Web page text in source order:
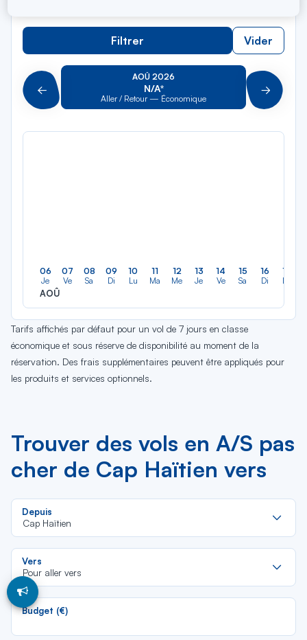
Filtrer Vider
Précédent
AOÛ 2026
N/A*
Aller / Retour — Économique Suivant
06
Je
AOÛ
07
Ve
08
Sa
09
Di
10
Lu
11
Ma
12
Me
13
Je
14
Ve
15
Sa
16
Di
17
Lu
Tarifs affichés par défaut pour un vol de 7 jours en classe
économique et sous réserve de disponibilité au moment de la
réservation. Des frais supplémentaires peuvent être appliqués pour
les produits et services optionnels.
Trouver des vols en A/S pas
cher de Cap Haïtien vers
Depuis
Cap Haïtien
Vers
Pour aller vers
Budget (€)